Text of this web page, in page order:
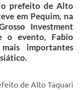
prefeito de Alto
em Pequim, na
Investment
o evento, Fabio
importantes
de Alto Taquari